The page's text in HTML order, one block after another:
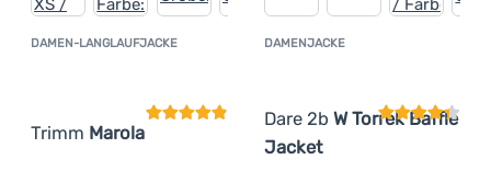
DAMEN-LANGLAUFJACKE
Trimm Marola
KundenbewertungDAMENJACKE
Dare 2b W Torrek Baffle
Jacket